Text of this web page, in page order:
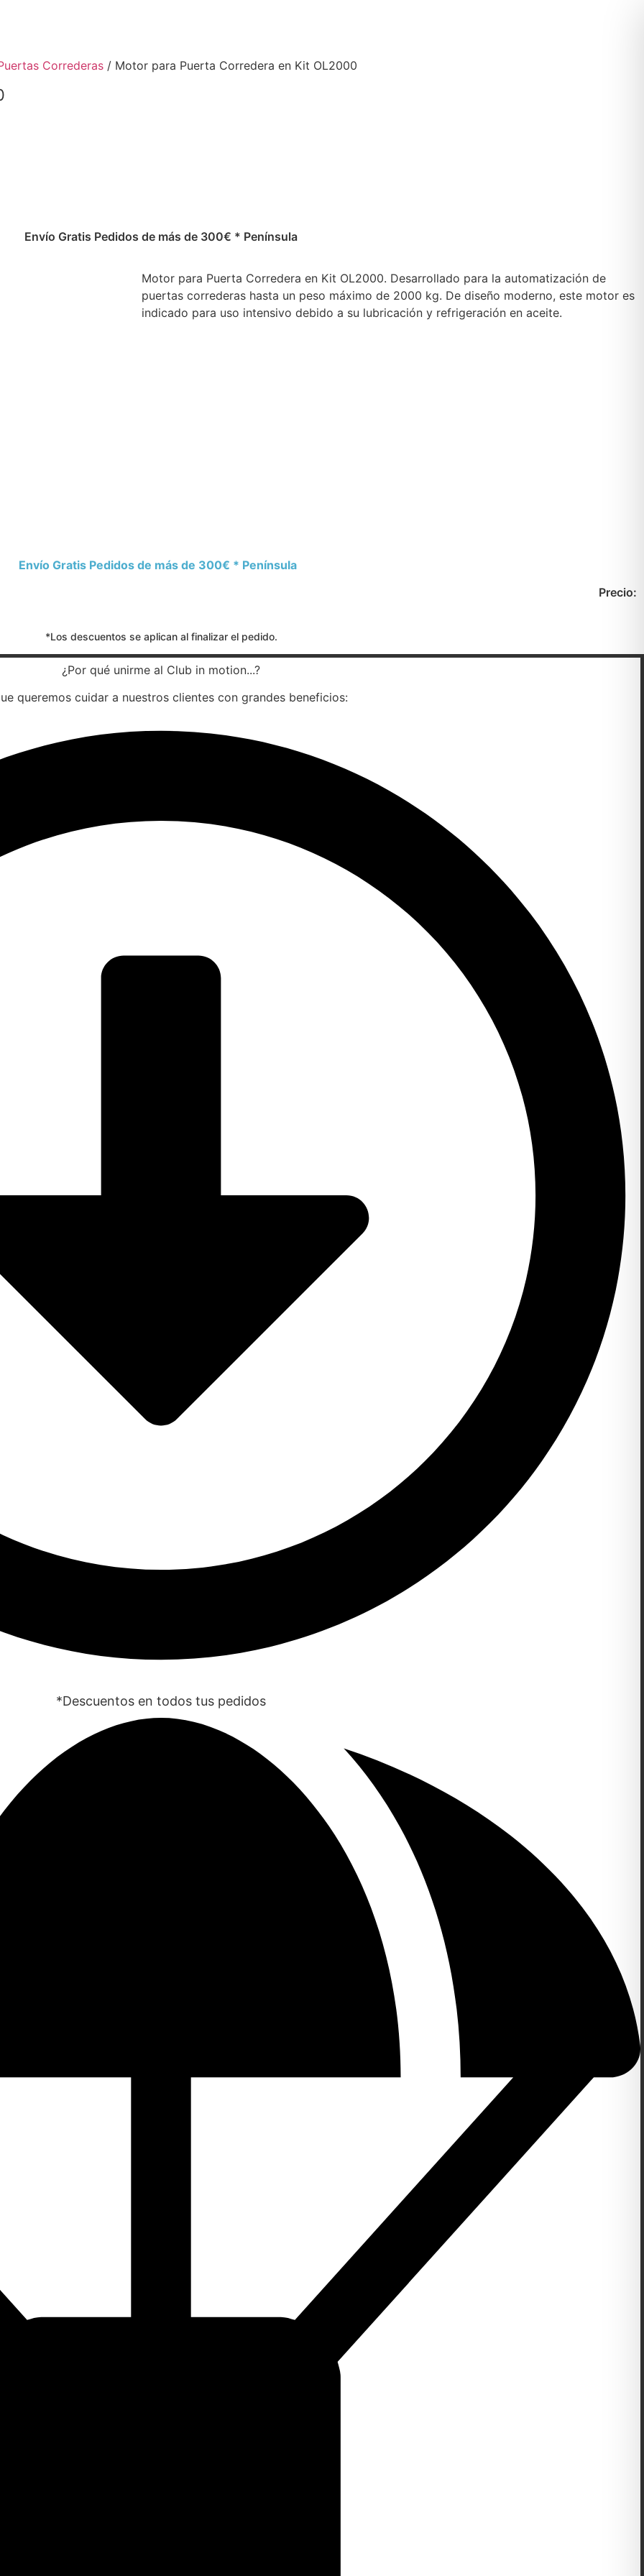
Correderas / Motor para Puerta Corredera en Kit OL2000
Envío Gratis Pedidos de más de 300€ * Península
Motor para Puerta Corredera en Kit OL2000. Desarrollado para la automatización de
puertas correderas hasta un peso máximo de 2000 kg. De diseño moderno, este motor es
indicado para uso intensivo debido a su lubricación y refrigeración en aceite.
Envío Gratis Pedidos de más de 300€ * Península
Precio:
*Los descuentos se aplican al finalizar el pedido.
¿Por qué unirme al Club in motion...?
queremos cuidar a nuestros clientes con grandes beneficios:
*Descuentos en todos tus pedidos